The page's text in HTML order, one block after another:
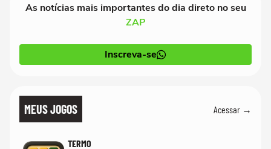
As notícias mais importantes do dia direto no seu
ZAP
Inscreva-se
MEUS JOGOS Acessar →
TERMO